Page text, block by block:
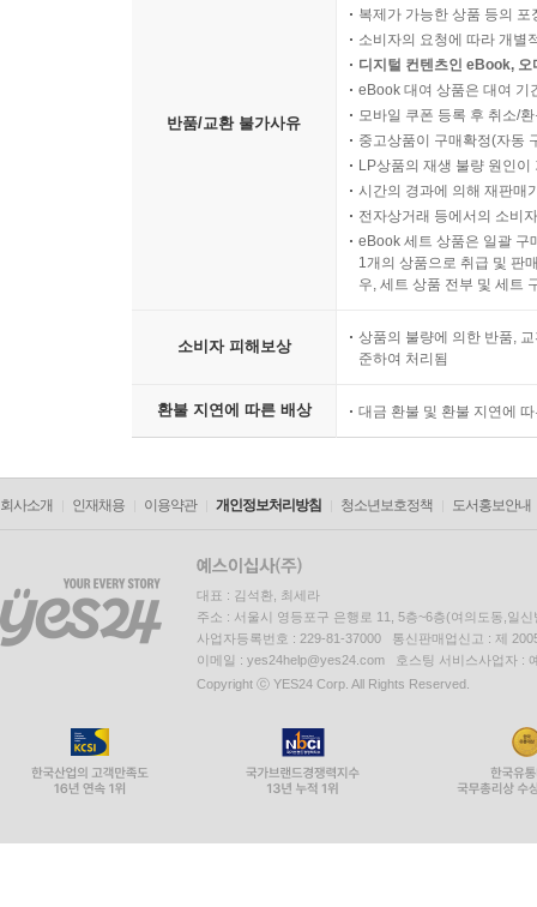
반품/교환 불가사유
복제가 가능한 상품 등의
소비자의 요청에 따라 개별
디지털 컨텐츠인 eBook,
eBook 대여 상품은 대여 기
모바일 쿠폰 등록 후 취소/
중고상품이 구매확정(자동
LP상품의 재생 불량 원인
시간의 경과에 의해 재판매
전자상거래 등에서의 소비
eBook 세트 상품은 일괄 구
1개의 상품으로 취급 및 판
우, 세트 상품 전부 및 세트
소비자 피해보상
상품의 불량에 의한 반품,
준하여 처리됨
환불 지연에 따른 배상 대금 환불 및 환불 지연에
회사소개 인재채용 이용약관 개인정보처리방침 청소년보호정책 도서홍보안내
대표 : 김석환, 최세라
주소 : 서울시 영등포구 은행로 11, 5층~6층(여의도동,일신
사업자등록번호 : 229-81-37000 통신판매업신고 : 제
이메일 : yes24help@yes24.com 호스팅 서비스사업자 :
Copyright ⓒ YES24 Corp. All Rights Reserved.